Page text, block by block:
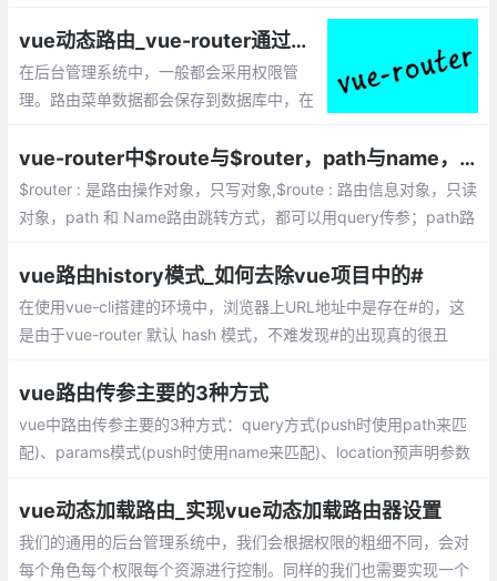
vue动态路由_vue-router通过接口请求动态生成路由的实现
在后台管理系统中，一般都会采用权限管
理。路由菜单数据都会保存到数据库中，在
outes(routes)方法，即可用它来实现动态路
由了
vue-router中$route与$router，path与name，params与query的区别梳理
$router : 是路由操作对象，只写对象,$route : 路由信息对象，只读
对象，path 和 Name路由跳转方式，都可以用query传参；path路
vue路由history模式_如何去除vue项目中的#
在使用vue-cli搭建的环境中，浏览器上URL地址中是存在#的，这
是由于vue-router 默认 hash 模式，不难发现#的出现真的很丑
vue路由传参主要的3种方式
vue中路由传参主要的3种方式：query方式(push时使用path来匹
配)、params模式(push时使用name来匹配)、location预声明参数
vue动态加载路由_实现vue动态加载路由器设置
我们的通用的后台管理系统中，我们会根据权限的粗细不同，会对
每个角色每个权限每个资源进行控制。同样的我们也需要实现一个